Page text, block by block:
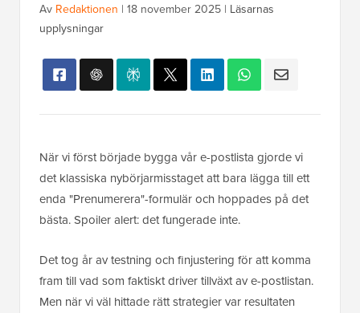
Av Redaktionen | 18 november 2025 | Läsarnas
upplysningar
När vi först började bygga vår e-postlista gjorde vi
det klassiska nybörjarmisstaget att bara lägga till ett
enda "Prenumerera"-formulär och hoppades på det
bästa. Spoiler alert: det fungerade inte.
Det tog år av testning och finjustering för att komma
fram till vad som faktiskt driver tillväxt av e-postlistan.
Men när vi väl hittade rätt strategier var resultaten